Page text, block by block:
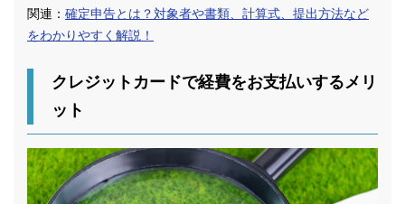
関連： 確定申告とは？対象者や書類、計算式、提出方法など
をわかりやすく解説！
クレジットカードで経費をお支払いするメリ
ット